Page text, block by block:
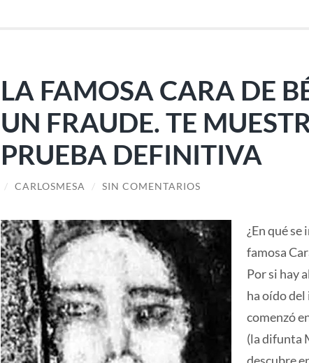
LA FAMOSA CARA DE
UN FRAUDE. TE
PRUEBA DEFINITIVA
/ CARLOSMESA / SIN COMENTARIOS
¿En qué
famosa
Por si hay
ha oído
comenzó
(la difunta